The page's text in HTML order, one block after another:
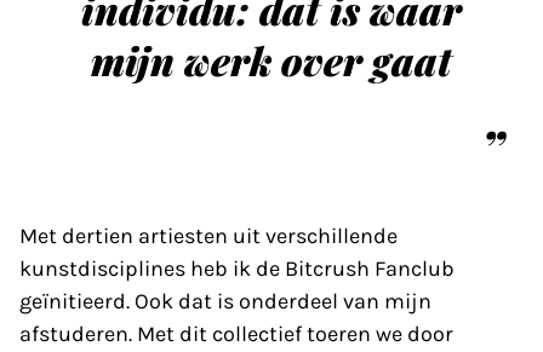
mijn werk over gaat
Met dertien artiesten uit verschillende
kunstdisciplines heb ik de Bitcrush Fanclub
geïnitieerd. Ook dat is onderdeel van mijn
afstuderen. Met dit collectief toeren we door